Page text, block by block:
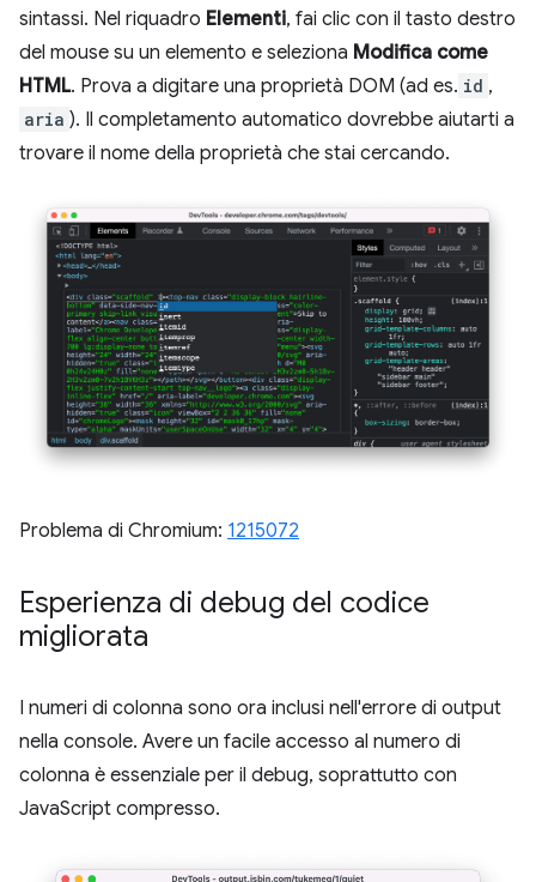
sintassi. Nel riquadro Elementi, fai clic con il tasto destro
del mouse su un elemento e seleziona Modifica come
HTML. Prova a digitare una proprietà DOM (ad es. id ,
aria ). Il completamento automatico dovrebbe aiutarti a
trovare il nome della proprietà che stai cercando.
Problema di Chromium: 1215072
Esperienza di debug del codice
migliorata
I numeri di colonna sono ora inclusi nell'errore di output
nella console. Avere un facile accesso al numero di
colonna è essenziale per il debug, soprattutto con
JavaScript compresso.